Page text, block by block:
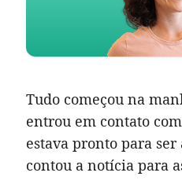
Tudo começou na
entrou em contato
estava pronto para ser
contou a notícia para